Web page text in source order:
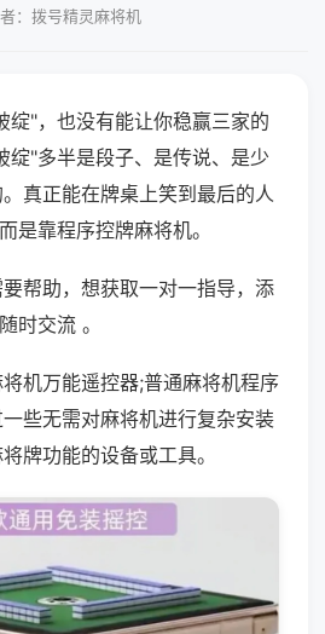
：拨号精灵麻将机
绽"，也没有能让你稳赢三家的
绽"多半是段子、是传说、是少
真正能在牌桌上笑到最后的人
是靠程序控牌麻将机。
帮助，想获取一对一指导，添
时交流 。
机万能遥控器;普通麻将机程序
些无需对麻将机进行复杂安装
牌功能的设备或工具。